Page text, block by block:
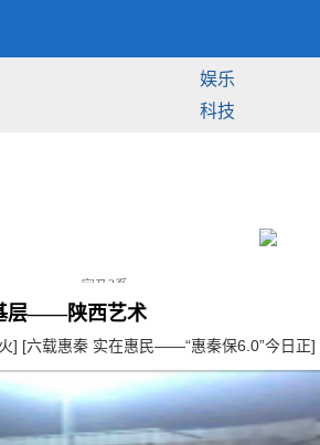
娱乐
科技
层——陕西艺术
] [六载惠秦 实在惠民——“惠秦保6.0”今日正]